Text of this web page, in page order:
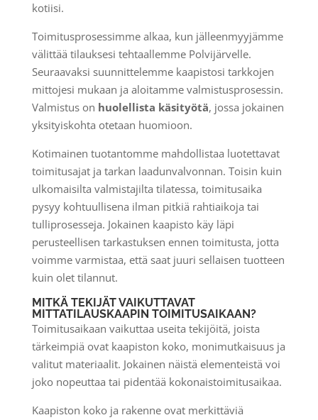
kotiisi.
Toimitusprosessimme alkaa, kun jälleenmyyjämme
välittää tilauksesi tehtaallemme Polvijärvelle.
Seuraavaksi suunnittelemme kaapistosi tarkkojen
mittojesi mukaan ja aloitamme valmistusprosessin.
Valmistus on huolellista käsityötä, jossa jokainen
yksityiskohta otetaan huomioon.
Kotimainen tuotantomme mahdollistaa luotettavat
toimitusajat ja tarkan laadunvalvonnan. Toisin kuin
ulkomaisilta valmistajilta tilatessa, toimitusaika
pysyy kohtuullisena ilman pitkiä rahtiaikoja tai
tulliprosesseja. Jokainen kaapisto käy läpi
perusteellisen tarkastuksen ennen toimitusta, jotta
voimme varmistaa, että saat juuri sellaisen tuotteen
kuin olet tilannut.
MITKÄ TEKIJÄT VAIKUTTAVAT
MITTATILAUSKAAPIN TOIMITUSAIKAAN?
Toimitusaikaan vaikuttaa useita tekijöitä, joista
tärkeimpiä ovat kaapiston koko, monimutkaisuus ja
valitut materiaalit. Jokainen näistä elementeistä voi
joko nopeuttaa tai pidentää kokonaistoimitusaikaa.
Kaapiston koko ja rakenne ovat merkittäviä